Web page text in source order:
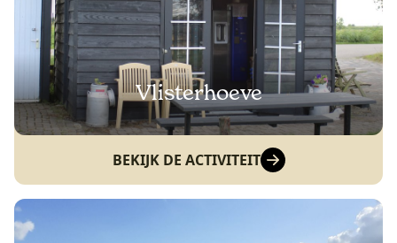
Vlisterhoeve
BEKIJK DE ACTIVITEIT